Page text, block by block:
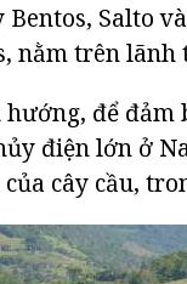
Salto
nằm trên
để
điện lớn ở
cây cầu,